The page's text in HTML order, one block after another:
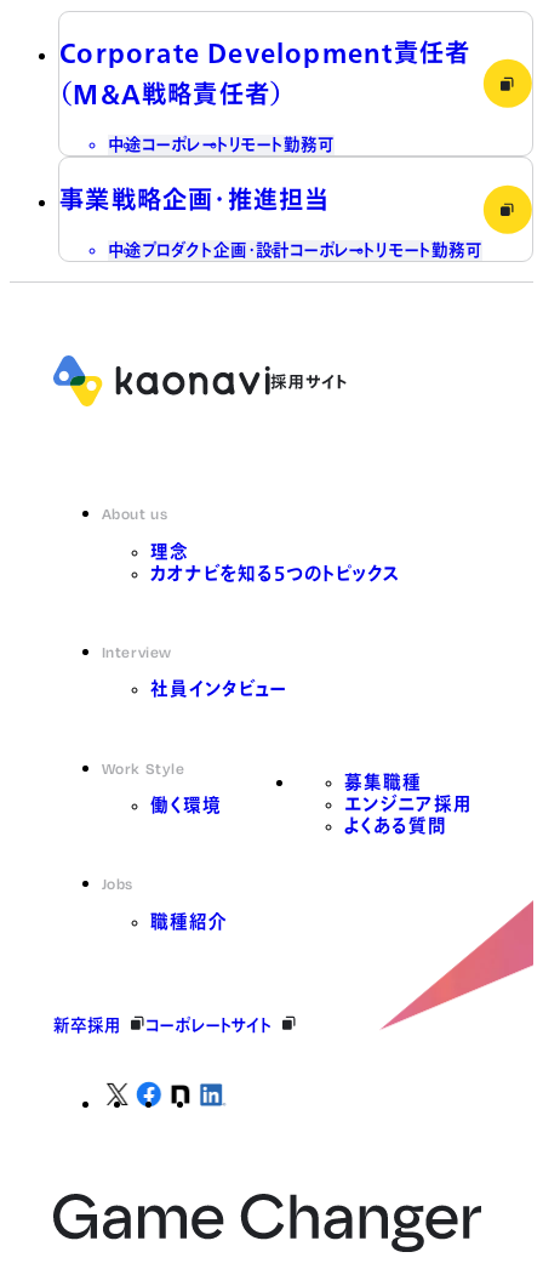
Corporate Development責任者
（M&A戦略責任者）
中途コーポレート リモート勤務可
事業戦略企画・推進担当
中途プロダクト企画・設計コーポレート リモート勤務可
About us
理念
カオナビを知る5つのトピックス
Interview
社員インタビュー
Work Style
働く環境
Jobs
職種紹介
募集職種
エンジニア採用
よくある質問
新卒採用 コーポレートサイト